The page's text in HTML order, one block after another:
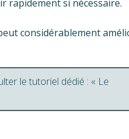
rapidement si nécessaire.
considérablement
le tutoriel dédié : « Le